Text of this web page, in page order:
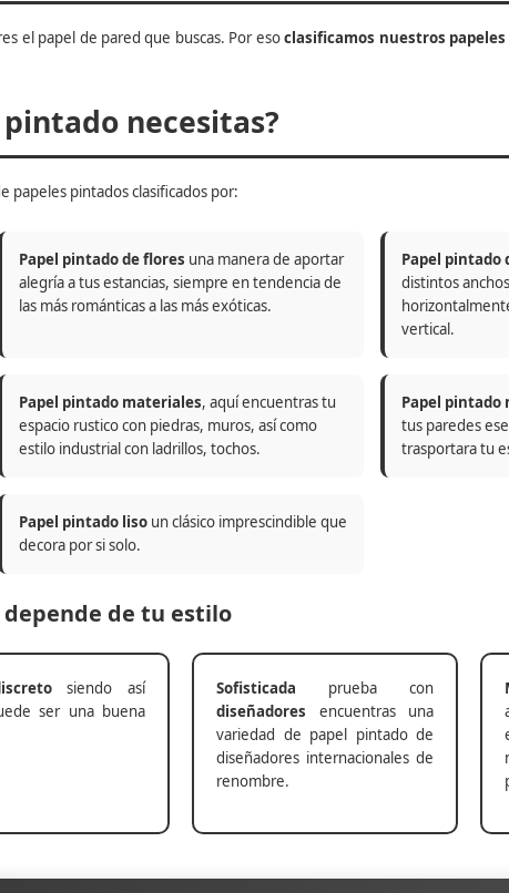
el papel de pared que buscas. Por esoclasificamos nuestros
necesitas?
papeles pintados clasificados por:
Papel pintado de flores una manera de aportar
alegría a tus estancias, siempre en tendencia de
las más románticas a las más exóticas.
Papel pintado
distintos
vertical.
Papel pintado materiales, aquí encuentras tu
espacio rustico con piedras, muros, así como
estilo industrial con ladrillos, tochos.
Papel pintado
tus paredes
trasportara tu
Papel pintado liso un clásico imprescindible que
decora por si solo.
de tu estilo
siendo así
ser una buena
Sofisticada prueba con
diseñadores encuentras una
variedad de papel pintado de
diseñadores internacionales de
renombre.